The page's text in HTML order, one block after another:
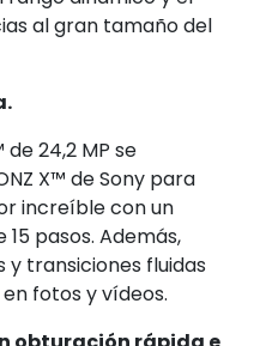
al gran tamaño del
de 24,2 MP se
X™ de Sony para
increíble con un
pasos. Además,
transiciones fluidas
fotos y vídeos.